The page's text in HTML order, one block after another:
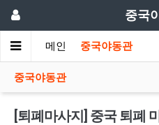
중국
메인 중국야동관
중국야동관
[퇴폐마사지] 중국 퇴폐